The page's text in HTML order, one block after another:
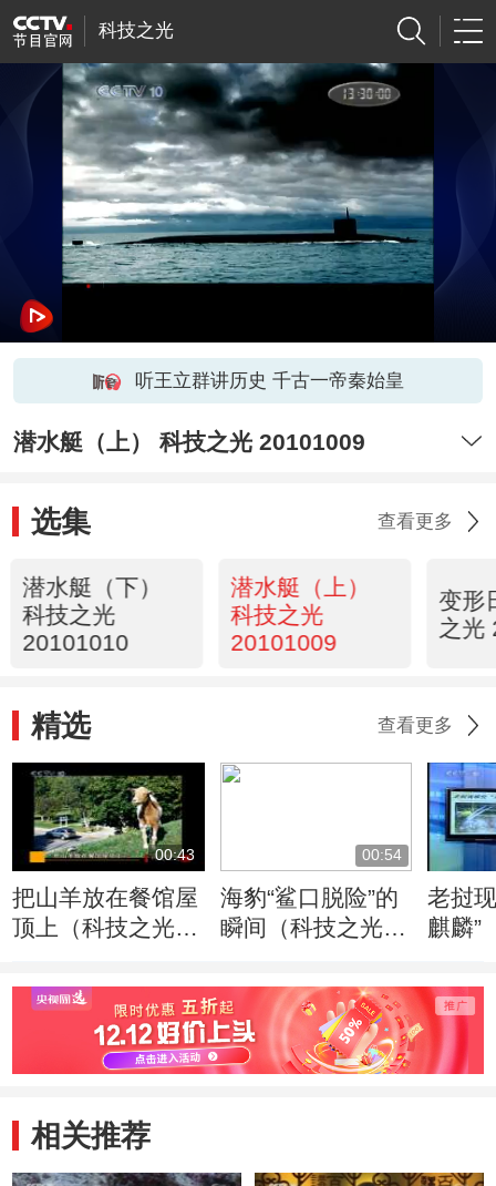
科技之光
听王立群讲历史 千古一帝秦始皇
潜水艇（上） 科技之光 20101009
选集 查看更多
潜水艇（下）
科技之光
20101010
潜水艇（上）
科技之光
20101009
变形
之光
精选 查看更多
00:43
把山羊放在餐馆屋
顶上（科技之光
00:54
海豹“鲨口脱险”的
瞬间（科技之光
老挝
麒麟”
相关推荐